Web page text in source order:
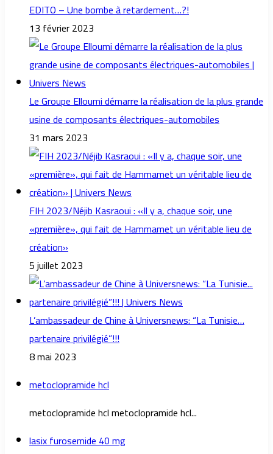
EDITO – Une bombe à retardement…?!
13 février 2023
Le Groupe Elloumi démarre la réalisation de la plus grande
usine de composants électriques-automobiles
31 mars 2023
FIH 2023/Néjib Kasraoui : «Il y a, chaque soir, une
«première», qui fait de Hammamet un véritable lieu de
création»
5 juillet 2023
L’ambassadeur de Chine à Universnews: “La Tunisie…
partenaire privilégié”!!!
8 mai 2023
metoclopramide hcl
metoclopramide hcl metoclopramide hcl...
lasix furosemide 40 mg